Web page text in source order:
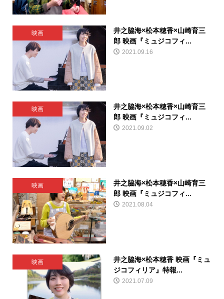
映画
井之脇海×松本穂香×山崎育三
郎 映画『ミュジコフィ...
2021.09.16
映画
井之脇海×松本穂香×山崎育三
郎 映画『ミュジコフィ...
2021.09.02
映画
井之脇海×松本穂香×山崎育三
郎 映画『ミュジコフィ...
2021.08.04
映画
井之脇海×松本穂香 映画『ミュ
ジコフィリア』特報...
2021.07.09